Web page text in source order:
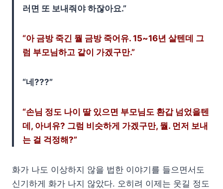
러면 또 보내줘야 하잖아요.”
“아 금방 죽긴 뭘 금방 죽어유. 15~16년 살텐데 그
럼 부모님하고 같이 가겠구만.”
“네???”
“손님 정도 나이 딸 있으면 부모님도 환갑 넘었을텐
데, 아녀유? 그럼 비슷하게 가겠구만, 뭘. 먼저 보내
는 걸 걱정해?”
화가 나도 이상하지 않을 법한 이야기를 들으면서도
신기하게 화가 나지 않았다. 오히려 이제는 웃길 정도